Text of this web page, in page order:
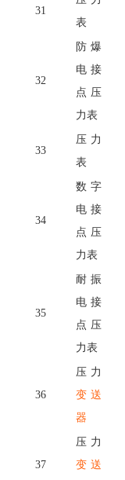
31
表
32
防爆
电接
点压
力表
33
压力
表
34
数字
电接
点压
力表
35
耐振
电接
点压
力表
36
压力
变送
器
37
压力
变送